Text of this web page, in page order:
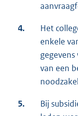
4.
Het
enkele
van een
5.
Bij